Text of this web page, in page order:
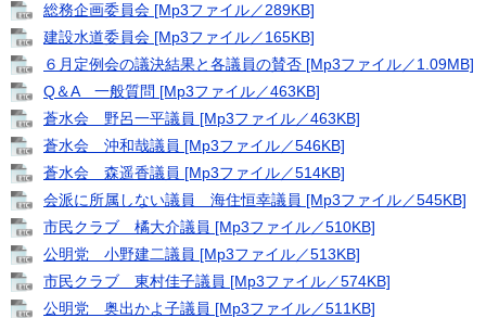
総務企画委員会 [Mp3ファイル／289KB]
建設水道委員会 [Mp3ファイル／165KB]
６月定例会の議決結果と各議員の賛否 [Mp3ファイル／1.09MB]
Q＆A 一般質問 [Mp3ファイル／463KB]
蒼水会 野呂一平議員 [Mp3ファイル／463KB]
蒼水会 沖和哉議員 [Mp3ファイル／546KB]
蒼水会 森遥香議員 [Mp3ファイル／514KB]
会派に所属しない議員 海住恒幸議員 [Mp3ファイル／545KB]
市民クラブ 橘大介議員 [Mp3ファイル／510KB]
公明党 小野建二議員 [Mp3ファイル／513KB]
市民クラブ 東村佳子議員 [Mp3ファイル／574KB]
公明党 奥出かよ子議員 [Mp3ファイル／511KB]